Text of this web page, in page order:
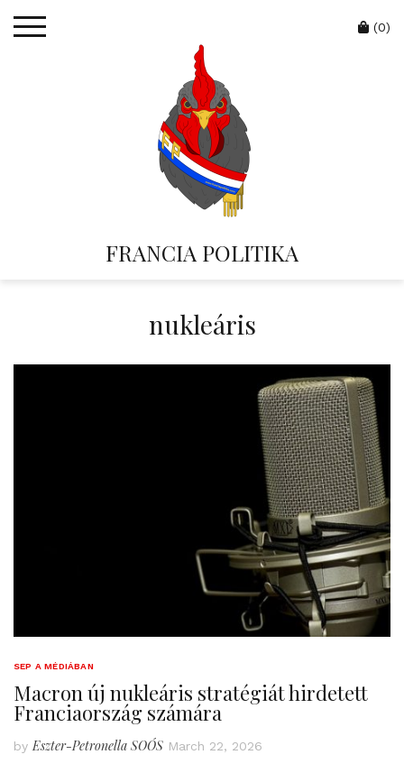
FRANCIA POLITIKA
Cart
(0)
nukleáris
SEP A MÉDIÁBAN
Macron új nukleáris stratégiát hirdetett
Franciaország számára
by Eszter-Petronella SOÓS March 22, 2026